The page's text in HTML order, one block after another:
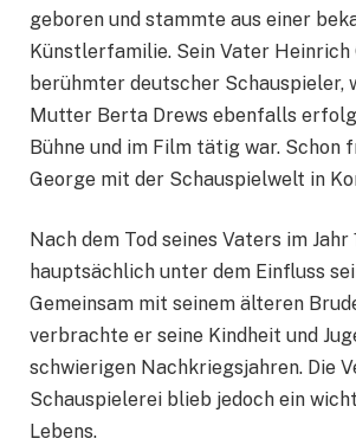
geboren und stammte aus einer
Künstlerfamilie. Sein Vater Heinrich
berühmter deutscher Schauspieler,
Mutter Berta Drews ebenfalls
Bühne und im Film tätig war. Schon
George mit der Schauspielwelt in
Nach dem Tod seines Vaters im
hauptsächlich unter dem Einfluss
Gemeinsam mit seinem älteren
verbrachte er seine Kindheit und
schwierigen Nachkriegsjahren. Die
Schauspielerei blieb jedoch ein
Lebens.